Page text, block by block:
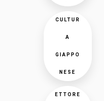
CULTUR
A
GIAPPO
NESE
ETTORE